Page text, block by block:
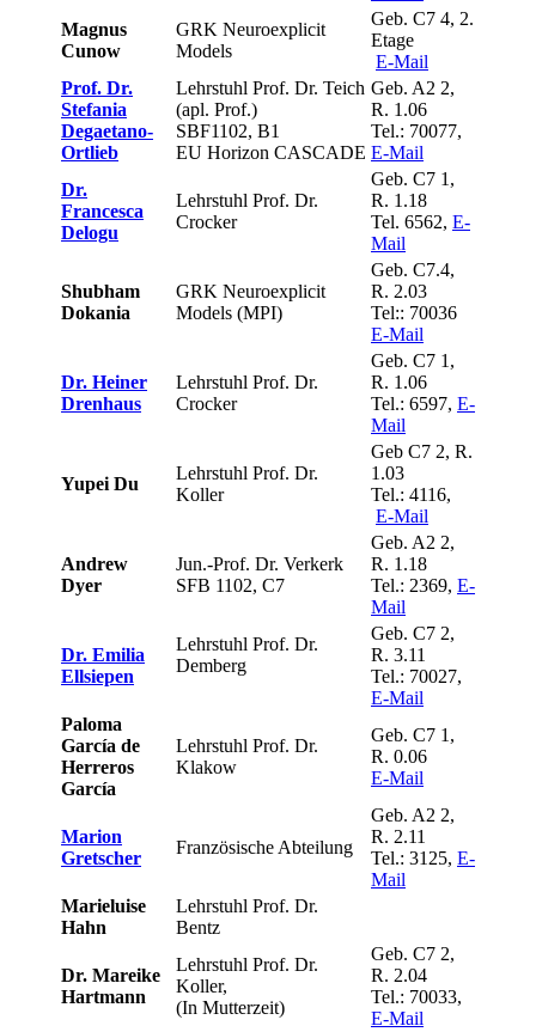
Magnus
Cunow
GRK Neuroexplicit
Models
Geb. C7 4, 2.
Etage
E-Mail
Prof. Dr.
Stefania
Degaetano-
Ortlieb
Lehrstuhl Prof. Dr. Teich
(apl. Prof.)
SBF1102, B1
EU Horizon CASCADE
Geb. A2 2,
R. 1.06
Tel.: 70077,
E-Mail
Dr.
Francesca
Delogu
Lehrstuhl Prof. Dr.
Crocker
Geb. C7 1,
R. 1.18
Tel. 6562, E-
Mail
Shubham
Dokania
GRK Neuroexplicit
Models (MPI)
Geb. C7.4,
R. 2.03
Tel:: 70036
E-Mail
Dr. Heiner
Drenhaus
Lehrstuhl Prof. Dr.
Crocker
Geb. C7 1,
R. 1.06
Tel.: 6597, E-
Mail
Yupei Du
Lehrstuhl Prof. Dr.
Koller
Geb C7 2, R.
1.03
Tel.: 4116,
E-Mail
Andrew
Dyer
Jun.-Prof. Dr. Verkerk
SFB 1102, C7
Geb. A2 2,
R. 1.18
Tel.: 2369, E-
Mail
Dr. Emilia
Ellsiepen
Lehrstuhl Prof. Dr.
Demberg
Geb. C7 2,
R. 3.11
Tel.: 70027,
E-Mail
Paloma
García de
Herreros
García
Lehrstuhl Prof. Dr.
Klakow
Geb. C7 1,
R. 0.06
E-Mail
Marion
Gretscher
Französische Abteilung
Geb. A2 2,
R. 2.11
Tel.: 3125, E-
Mail
Marieluise
Hahn
Lehrstuhl Prof. Dr.
Bentz
Dr. Mareike
Hartmann
Lehrstuhl Prof. Dr.
Koller,
(In Mutterzeit)
Geb. C7 2,
R. 2.04
Tel.: 70033,
E-Mail